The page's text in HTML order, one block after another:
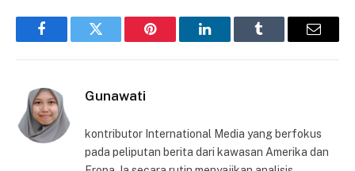
FacebookTwitter Pinterest LinkedInTumblr Email
Gunawati
kontributor International Media yang berfokus
pada peliputan berita dari kawasan Amerika dan